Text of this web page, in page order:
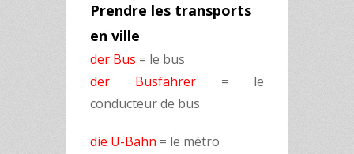
Prendre les transports
en ville
der Bus = le bus
der Busfahrer = le
conducteur de bus
die U-Bahn = le métro